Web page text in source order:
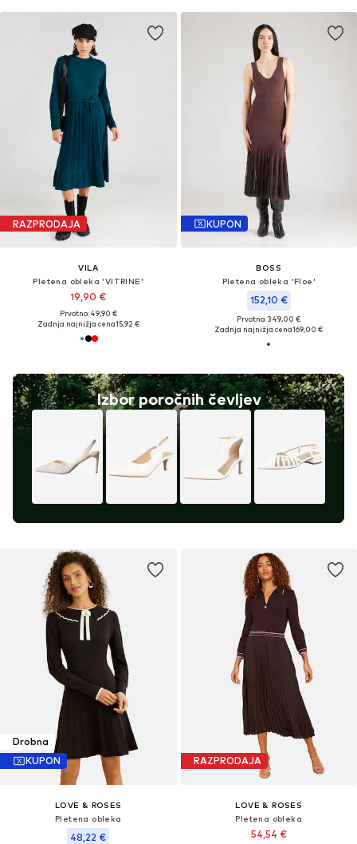
RAZPRODAJA
VILA
Pletena obleka 'VITRINE'
19,90 €
Prvotno: 49,90 €
Zadnja najnižja cena15,92 €
Izbor poročnih čevljev
KUPON
BOSS
Pletena obleka 'Floe'
152,10 €
Prvotno: 349,00 €
Zadnja najnižja cena169,00 €
Drobna
KUPON
LOVE & ROSES
Pletena obleka
48,22 €
RAZPRODAJA
LOVE & ROSES
Pletena obleka
54,54 €